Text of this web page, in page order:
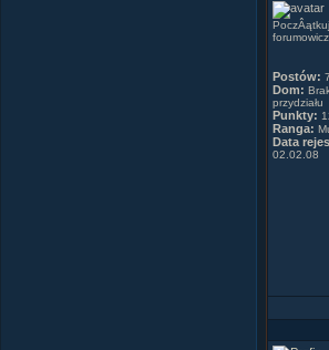
forumowicz
Postów: 7
Dom:
przydziału
Punkty:
Ranga:
Data
02.02.08